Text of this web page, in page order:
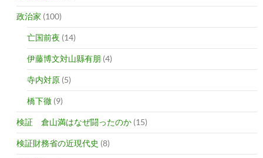
政治家 (100)
亡国前夜 (14)
伊藤博文対山縣有朋 (4)
寺内対原 (5)
橋下徹 (9)
検証 倉山満はなぜ闘ったのか (15)
検証財務省の近現代史 (8)